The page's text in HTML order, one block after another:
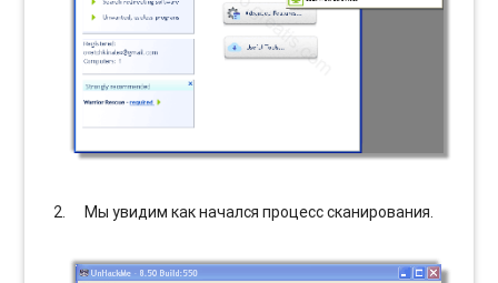
Мы увидим как начался процесс сканирования.